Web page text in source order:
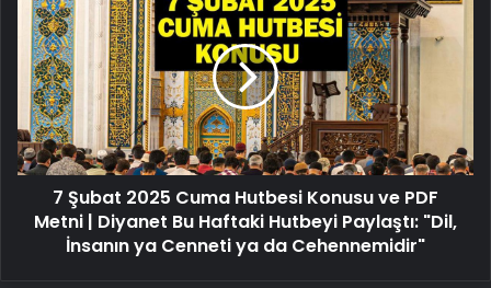
Şubat
2025
Cuma
Hutbesi
Konusu
ve
PDF
Metni
Diyanet
7 Şubat 2025 Cuma Hutbesi Konusu ve PDF
Metni | Diyanet Bu Haftaki Hutbeyi Paylaştı: "Dil,
İnsanın ya Cenneti ya da Cehennemidir"